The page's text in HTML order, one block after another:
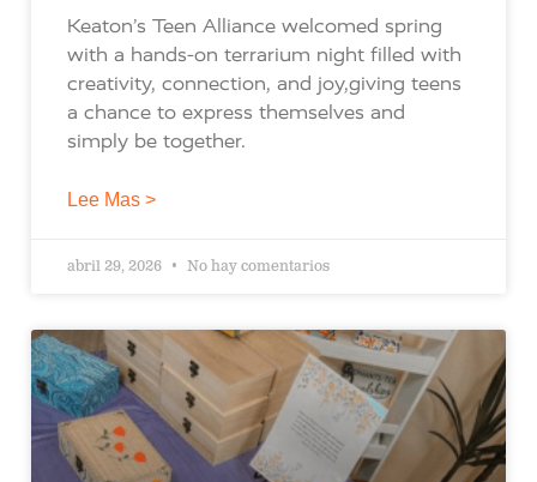
Keaton’s Teen Alliance welcomed spring
with a hands-on terrarium night filled with
creativity, connection, and joy,giving teens
a chance to express themselves and
simply be together.
Lee Mas >
abril 29, 2026 No hay comentarios